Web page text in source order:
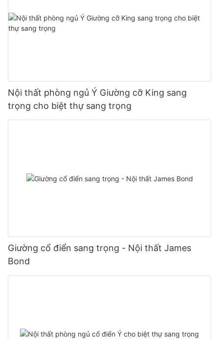
Nội thất phòng ngủ Ý Giường cỡ King sang
trọng cho biệt thự sang trọng
Giường cổ điển sang trọng - Nội thất James
Bond